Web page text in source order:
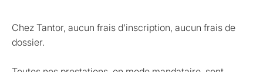
Chez Tantor, aucun frais d'inscription, aucun frais de
dossier.